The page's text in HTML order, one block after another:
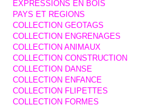
EXPRESSIONS EN BOIS
PAYS ET REGIONS
COLLECTION GEOTAGS
COLLECTION ENGRENAGES
COLLECTION ANIMAUX
COLLECTION CONSTRUCTION
COLLECTION DANSE
COLLECTION ENFANCE
COLLECTION FLIPETTES
COLLECTION FORMES